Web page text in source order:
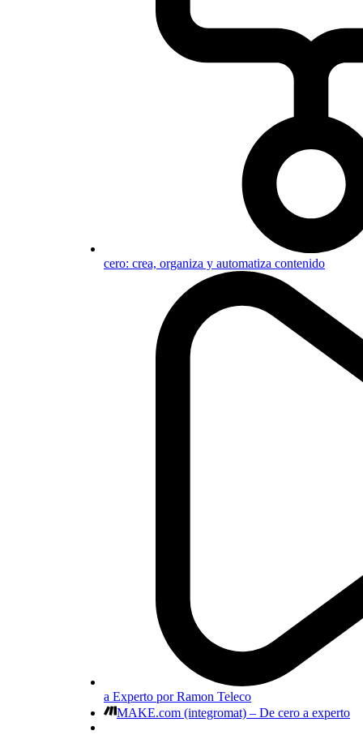
cero: crea, organiza y automatiza contenido
a Experto por Ramon Teleco
MAKE.com (integromat) – De cero a experto